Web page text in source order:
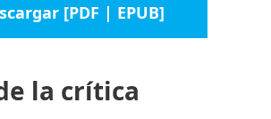
[PDF | EPUB]
la crítica